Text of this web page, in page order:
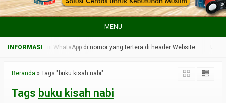
MENU
kami melalui WhatsApp di nomor yang tertera di header Website
Beranda » Tags "buku kisah nabi"
Tags buku kisah nabi